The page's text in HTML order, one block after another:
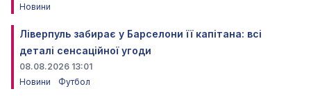
Новини
Ліверпуль забирає у Барселони її капітана: всі
деталі сенсаційної угоди
08.08.2026 13:01
Новини
Футбол